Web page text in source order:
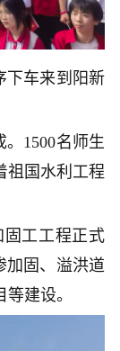
下车来到阳新
。1500名师生
祖国水利工程
固工工程正式
加固、溢洪道
建设。